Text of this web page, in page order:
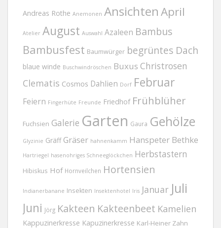
Andreas Rothe Anemonen AnsichtenApril
Atelier August Auswahl Azaleen Bambus
Bambusfest Baumwürger begrüntes Dach
blaue winde Buschwindröschen Buxus Christrosen
Clematis Cosmos Dahlien Dorf Februar
Feiern Fingerhüte Freunde Friedhof Frühblüher
Fuchsien Galerie Garten Gaura Gehölze
Glyzinie Gräff Gräser hahnenkamm Hanspeter Bethke
Hartriegel hasenohriges Schneeglöckchen Herbstastern
Hibiskus Hof Hornveilchen Hortensien
Indianerbanane Insekten Insektenhotel Iris Januar Juli
Juni Jörg Kakteen Kakteenbeet Kamelien
Kappuzinerkresse Kapuzinerkresse Karl-Heiner Zahn